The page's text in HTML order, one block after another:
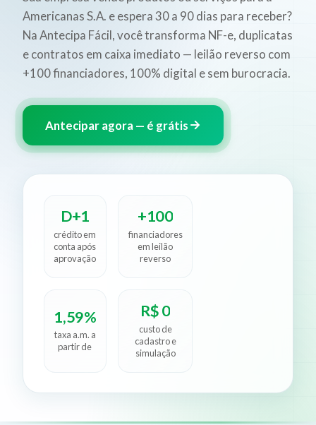
Americanas S.A. e espera 30 a 90 dias para receber?
Na Antecipa Fácil, você transforma NF-e, duplicatas
e contratos em caixa imediato — leilão reverso com
+100 financiadores, 100% digital e sem burocracia.
Antecipar agora — é grátis
D+1
crédito em
conta após
aprovação
+100
financiadores
em leilão
reverso
1,59%
taxa a.m. a
partir de
R$ 0
custo de
cadastro e
simulação